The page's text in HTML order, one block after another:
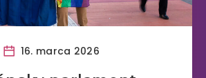
16. marca 2026